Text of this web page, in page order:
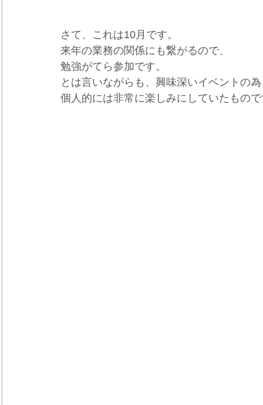
さて、これは10月です。
来年の業務の関係にも繋がるので、
勉強がてら参加です。
とは言いながらも、興味深いイベントの
個人的には非常に楽しみにしていたもの